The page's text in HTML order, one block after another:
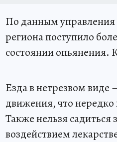
По данным управления
региона поступило
состоянии опьянения.
Езда в нетрезвом
движения, что
Также нельзя
воздействием